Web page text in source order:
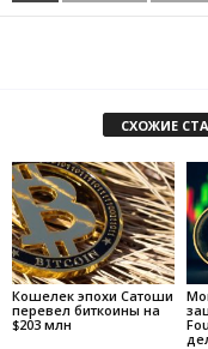
СХОЖИЕ
Кошелек эпохи Сатоши
перевел биткоины на
$203 млн